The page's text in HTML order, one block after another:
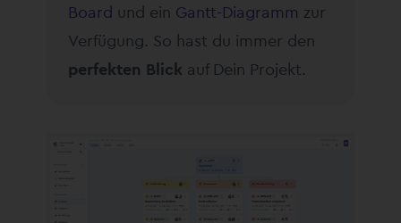
Board und ein Gantt-Diagramm zur
Verfügung. So hast du immer den
perfekten Blick auf Dein Projekt.